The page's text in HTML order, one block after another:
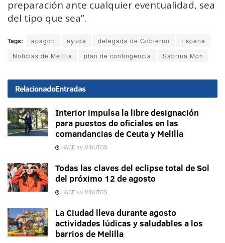
preparación ante cualquier eventualidad, sea
del tipo que sea”.
Tags: apagón ayuda delegada de Gobierno
España
Noticias de Melilla
plan de contingencia Sabrina Moh
RelacionadoEntradas
Interior impulsa la libre designación
para puestos de oficiales en las
comandancias de Ceuta y Melilla
HACE 39 MINUTOS
Todas las claves del eclipse total de Sol
del próximo 12 de agosto
HACE 53 MINUTOS
La Ciudad lleva durante agosto
actividades lúdicas y saludables a los
barrios de Melilla